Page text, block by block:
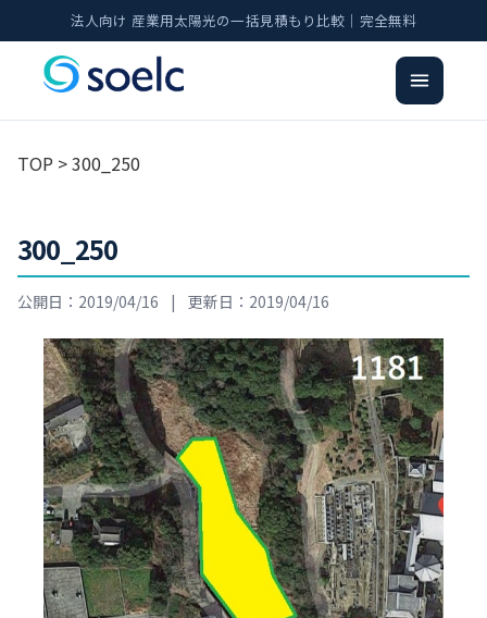
法人向け 産業用太陽光の一括見積もり比較｜完全無料
TOP > 300_250
300_250
公開日：2019/04/16 | 更新日：2019/04/16